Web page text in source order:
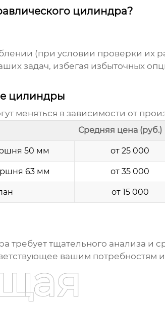
цилиндра?
(при условии проверки их
задач, избегая избыточных
цилиндры
меняться в зависимости от
Средняя цена (руб.)
50 мм от 25 000
63 мм от 35 000
от 15 000
требует тщательного анализа и
вашим потребностям